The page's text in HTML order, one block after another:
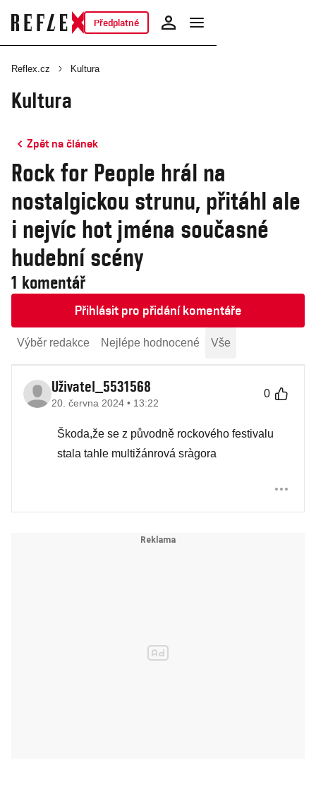
Předplatné
Reflex.cz Kultura
Kultura
Zpět na článek
Rock for People hrál na
nostalgickou strunu, přitáhl ale
i nejvíc hot jména současné
hudební scény
1 komentář
Přihlásit pro přidání komentáře
Výběr redakce Nejlépe hodnocené Vše
Uživatel_5531568
20. června 2024 • 13:22
0
Škoda,že se z původně rockového festivalu
stala tahle multižánrová sràgora